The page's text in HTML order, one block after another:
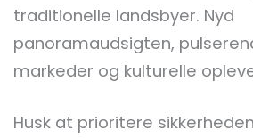
traditionelle landsbyer. Nyd
panoramaudsigten,
markeder og kulturelle
Husk at prioritere